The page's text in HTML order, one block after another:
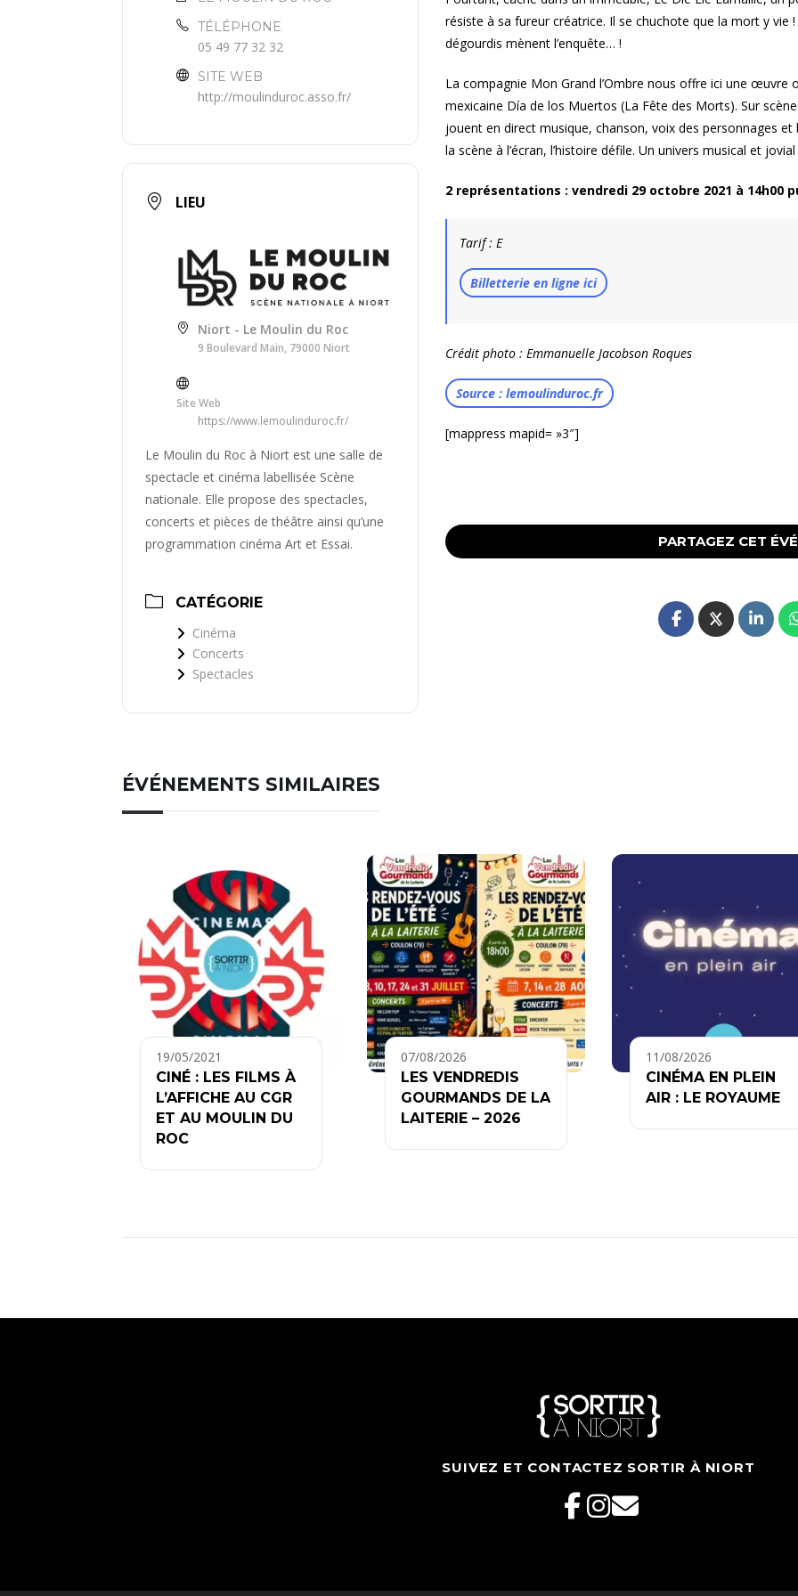
TÉLÉPHONE
05 49 77 32 32
SITE WEB
http://moulinduroc.asso.fr/
LIEU
Niort - Le Moulin du Roc
9 Boulevard Main, 79000 Niort
Site Web
https://www.lemoulinduroc.fr/
Le Moulin du Roc à Niort est une salle de
spectacle et cinéma labellisée Scène
nationale. Elle propose des spectacles,
concerts et pièces de théâtre ainsi qu’une
programmation cinéma Art et Essai.
CATÉGORIE
Cinéma
Concerts
Spectacles
résiste à sa fureur créatrice. Il se chuchote que la mort y vie
dégourdis mènent l’enquête… !
La compagnie Mon Grand l’Ombre nous offre ici une œuvre
mexicaine Día de los Muertos (La Fête des Morts). Sur
jouent en direct musique, chanson, voix des personnages
la scène à l’écran, l’histoire défile. Un univers musical et
2 représentations : vendredi 29 octobre 2021 à 14h00
Tarif : E
Billetterie en ligne ici
Crédit photo : Emmanuelle Jacobson Roques
Source : lemoulinduroc.fr
[mappress mapid= »3″]
PARTAGEZ CET
ÉVÉNEMENTS SIMILAIRES
19/05/2021
CINÉ : LES FILMS À
L’AFFICHE AU CGR
ET AU MOULIN DU
ROC
07/08/2026
LES VENDREDIS
GOURMANDS DE LA
LAITERIE – 2026
11/08/2026
CINÉMA EN PLEIN
AIR : LE ROYAUME
SUIVEZ ET CONTACTEZ SORTIR À NIORT